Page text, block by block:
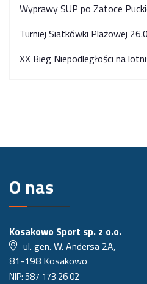
Wyprawy SUP po Zatoce
Turniej Siatkówki Plażowej
XX Bieg Niepodległości na
O nas
Kosakowo Sport sp. z o.o.
ul. gen. W. Andersa 2A,
81-198 Kosakowo
NIP: 587 173 26 02